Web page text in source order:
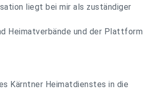
liegt bei mir als zuständiger
Heimatverbände und der Plattform
Kärntner Heimatdienstes in die